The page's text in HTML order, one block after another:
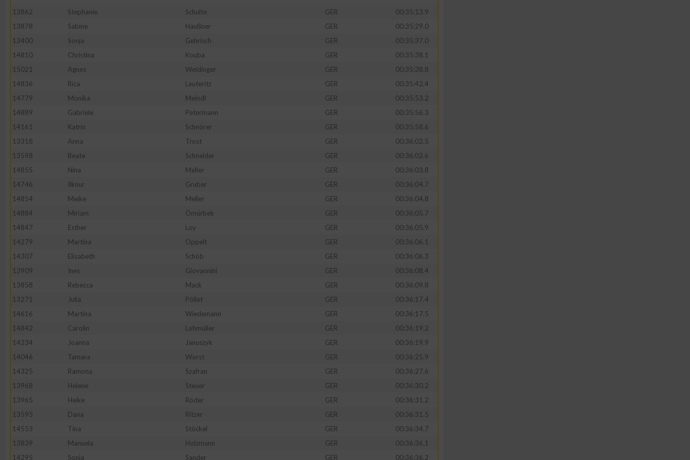
13862
Stephanie Schulte GER
00:35:13.9
13878
Sabine Haußner GER
00:35:29.0
13400
Sonja Gehrisch GER
00:35:37.0
14810
Christina Kouba GER
00:35:38.1
15021
Agnes Weidinger GER
00:35:38.8
14836
Rica Leuteritz GER
00:35:42.4
14779
Monika Meindl GER
00:35:53.2
14889
Gabriele Petermann GER
00:35:56.3
14161
Katrin Schnörer GER
00:35:58.6
13318
Anna Trost GER
00:36:02.5
13598
Beate Schneider GER
00:36:02.6
14855
Nina Meller GER
00:36:03.8
14746
Ilknur Gruber GER
00:36:04.7
14854
Meike Meller GER
00:36:04.8
14884
Miriam Ömürbek GER
00:36:05.7
14847
Esther Loy GER
00:36:05.9
14279
Martina Oppelt GER
00:36:06.1
14307
Elisabeth Schöb GER
00:36:06.3
13909
Ines Giovannini GER
00:36:08.4
13858
Rebecca Mack GER
00:36:09.8
13271
Julia Pöllet GER
00:36:17.4
14616
Martina Wiedemann GER
00:36:17.5
14842
Carolin Lohmüller GER
00:36:19.2
14234
Joanna Januszyk GER
00:36:19.9
14046
Tamara Worst GER
00:36:25.9
14325
Ramona Szafran GER
00:36:27.6
13968
Helene Steuer GER
00:36:30.2
13965
Heike Röder GER
00:36:31.2
13595
Dana Ritzer GER
00:36:31.5
14553
Tina Stöckel GER
00:36:34.7
13839
Manuela Holzmann GER
00:36:36.1
14295
Sonja Sander GER 00:36:36.2
Verwendung von Profilen zur Auswahl personalisierter Inhalte
Messung der Werbeleistung
Messung der Performance von Inhalten
Analyse von Zielgruppen durch Statistiken oder Kombinationen von Daten aus
verschiedenen Quellen
Verwendung reduzierter Daten zur Auswahl von Inhalten
Verwendung genauer Standortdaten
Geräte anhand von aktiv angeforderten Informationen identifizieren
Notwendig
Performance
Werbung